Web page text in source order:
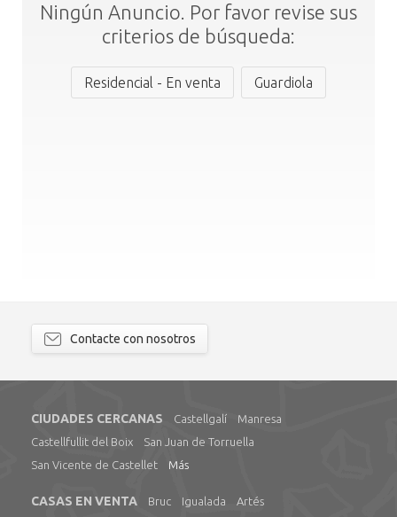
Ningún Anuncio. Por favor revise sus
criterios de búsqueda:
Residencial - En venta Guardiola
Contacte con nosotros
CIUDADES CERCANAS Castellgalí
Manresa
Castellfullit del Boix
San Juan de Torruella
San Vicente de Castellet
Más
CASAS EN VENTA Bruc Igualada
Artés